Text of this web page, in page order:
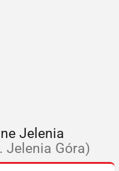
Jelenia
Jelenia Góra)